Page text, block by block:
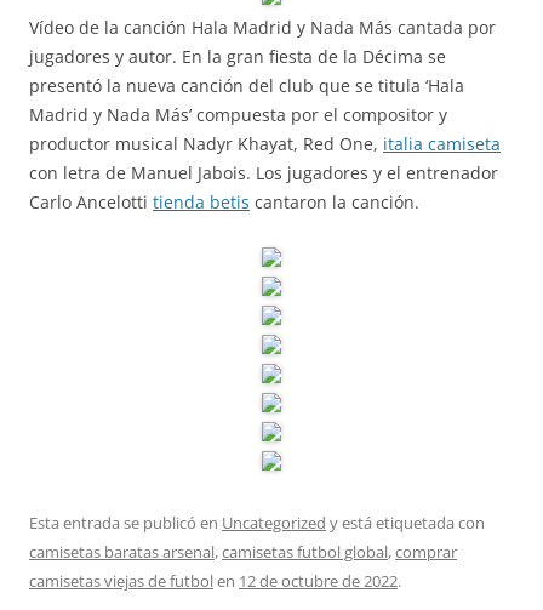
Vídeo de la canción Hala Madrid y Nada Más cantada por
jugadores y autor. En la gran fiesta de la Décima se
presentó la nueva canción del club que se titula ‘Hala
Madrid y Nada Más’ compuesta por el compositor y
productor musical Nadyr Khayat, Red One, italia camiseta
con letra de Manuel Jabois. Los jugadores y el entrenador
Carlo Ancelotti tienda betis cantaron la canción.
Esta entrada se publicó en Uncategorized y está etiquetada con
camisetas baratas arsenal,camisetas futbol global,comprar
camisetas viejas de futbolen 12 de octubre de 2022.